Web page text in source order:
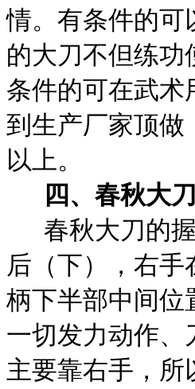
情。有条件的可
的大刀不但练
条件的可在武术
到生产厂家顶做
以上。
四、春秋大
春秋大刀的
后（下），右
柄下半部中间位
一切发力动作、
主要靠右手，